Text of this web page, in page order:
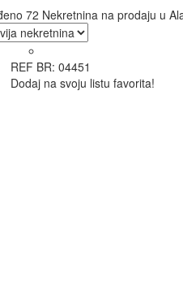
72 Nekretnina na prodaju u
REF BR: 04451
Dodaj na svoju listu favorita!